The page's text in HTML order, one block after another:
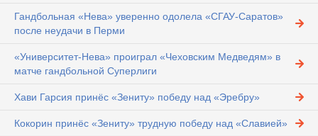
Гандбольная «Нева» уверенно одолела «СГАУ-Саратов»
после неудачи в Перми
«Университет-Нева» проиграл «Чеховским Медведям» в
матче гандбольной Суперлиги
Хави Гарсия принёс «Зениту» победу над «Эребру»
Кокорин принёс «Зениту» трудную победу над «Славией»